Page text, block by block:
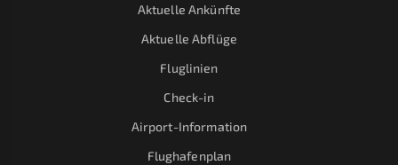
Aktuelle Ankünfte
Aktuelle Abflüge
Fluglinien
Check-in
Airport-Information
Flughafenplan